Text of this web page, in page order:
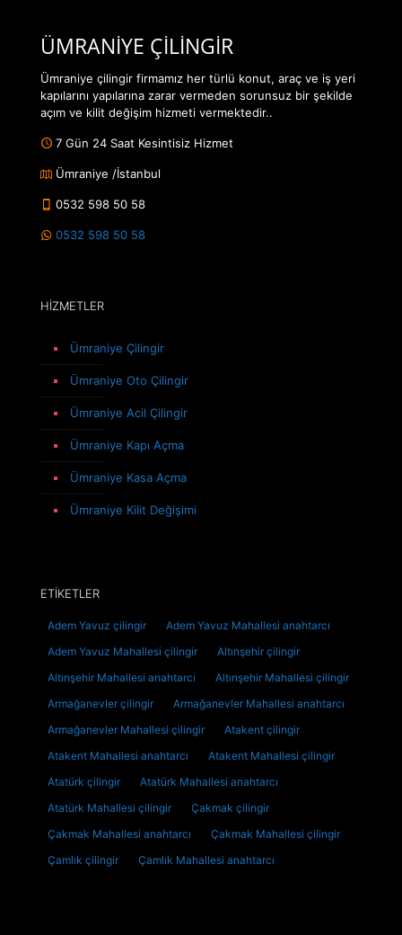
ÜMRANİYE ÇİLİNGİR
Ümraniye çilingir firmamız her türlü konut, araç ve iş yeri
kapılarını yapılarına zarar vermeden sorunsuz bir şekilde
açım ve kilit değişim hizmeti vermektedir..
7 Gün 24 Saat Kesintisiz Hizmet
Ümraniye /İstanbul
0532 598 50 58
0532 598 50 58
HİZMETLER
Ümraniye Çilingir
Ümraniye Oto Çilingir
Ümraniye Acil Çilingir
Ümraniye Kapı Açma
Ümraniye Kasa Açma
Ümraniye Kilit Değişimi
ETİKETLER
Adem Yavuz çilingir
Adem Yavuz Mahallesi anahtarcı
Adem Yavuz Mahallesi çilingir
Altınşehir çilingir
Altınşehir Mahallesi anahtarcı
Altınşehir Mahallesi çilingir
Armağanevler çilingir
Armağanevler Mahallesi anahtarcı
Armağanevler Mahallesi çilingir
Atakent çilingir
Atakent Mahallesi anahtarcı
Atakent Mahallesi çilingir
Atatürk çilingir
Atatürk Mahallesi anahtarcı
Atatürk Mahallesi çilingir
Çakmak çilingir
Çakmak Mahallesi anahtarcı
Çakmak Mahallesi çilingir
Çamlık çilingir
Çamlık Mahallesi anahtarcı